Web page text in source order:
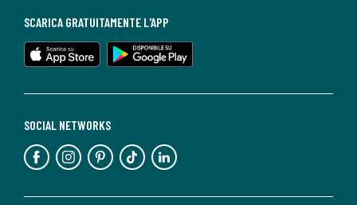
SOCIAL NETWORKS
SCARICA GRATUITAMENTE L'APP